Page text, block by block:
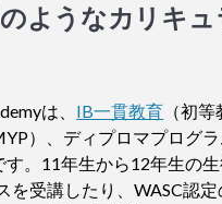
ようなカリキュ
は、 IB一貫教育 （初
）、ディプロマプログ
す。11年生から12年生の
を受講したり、WASC認